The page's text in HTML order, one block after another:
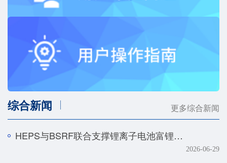
综合新闻 更多综合新闻
HEPS与BSRF联合支撑锂离子电池富锂正极快速化成机制研究
2026-06-29